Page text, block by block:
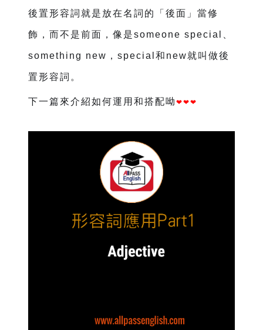
後置形容詞就是放在名詞的「後面」當修
飾，而不是前面，像是someone special、
something new，special和new就叫做後
置形容詞。
下一篇來介紹如何運用和搭配呦 ❤❤❤